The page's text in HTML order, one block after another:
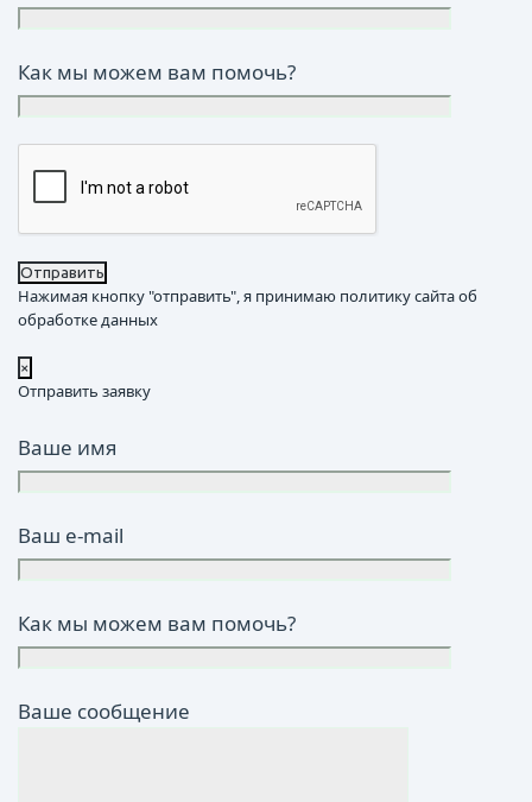
Как мы можем вам помочь?
Нажимая кнопку "отправить", я принимаю политику сайта об
обработке данных
×
Отправить заявку
Ваше имя
Ваш e-mail
Как мы можем вам помочь?
Ваше сообщение